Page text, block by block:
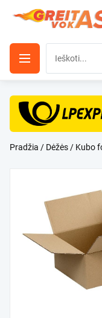
prie
NEMOKAMAS
Pradžia / Dėžės/ Kubo